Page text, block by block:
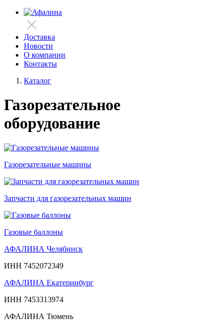
Доставка
Новости
О компании
Контакты
Каталог
Газорезательное
оборудование
Газорезательные машины
Запчасти для газорезательных машин
Газовые баллоны
АФАЛИНА Челябинск
ИНН 7452072349
АФАЛИНА Екатеринбург
ИНН 7453313974
АФАЛИНА Тюмень